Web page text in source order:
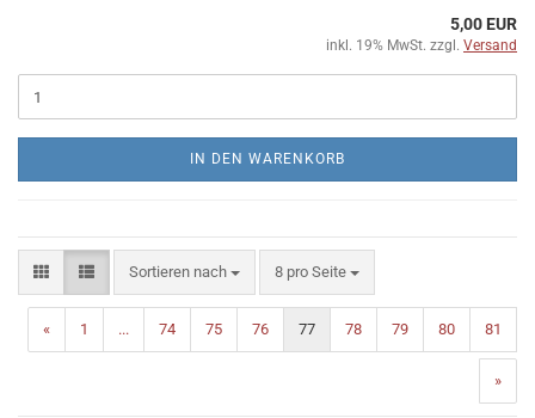
5,00 EUR
inkl. 19% MwSt. zzgl. Versand
IN DEN WARENKORB
Sortieren nach
Sortieren nach 8 pro Seite
pro Seite
« 1 ... 74 75 76 77 78 79 80 81
»